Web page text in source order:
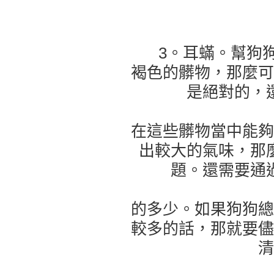
3。耳蟎。幫狗狗
褐色的髒物，那麼
是絕對的，
在這些髒物當中能
出較大的氣味，那
題。還需要通
的多少。如果狗狗
較多的話，那就要